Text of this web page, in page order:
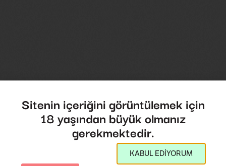
Sitenin içeriğini görüntülemek için
18 yaşından büyük olmanız
gerekmektedir.
KABUL EDİYORUM